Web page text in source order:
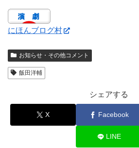
にほんブログ村
お知らせ・その他コメント
飯田洋輔
シェアする
X Facebook
LINE